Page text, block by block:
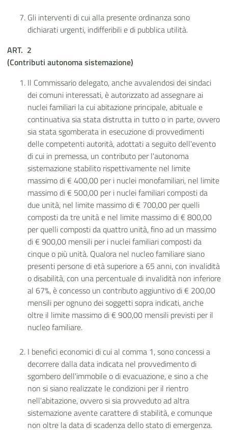
Gli interventi di cui alla presente ordinanza sono
dichiarati urgenti, indifferibili e di pubblica utilità.
ART. 2
(Contributi autonoma sistemazione)
Il Commissario delegato, anche avvalendosi dei sindaci
dei comuni interessati, è autorizzato ad assegnare ai
nuclei familiari la cui abitazione principale, abituale e
continuativa sia stata distrutta in tutto o in parte, ovvero
sia stata sgomberata in esecuzione di provvedimenti
delle competenti autorità, adottati a seguito dell'evento
di cui in premessa, un contributo per l'autonoma
sistemazione stabilito rispettivamente nel limite
massimo di € 400,00 per i nuclei monofamiliari, nel limite
massimo di € 500,00 per i nuclei familiari composti da
due unità, nel limite massimo di € 700,00 per quelli
composti da tre unità e nel limite massimo di € 800,00
per quelli composti da quattro unità, fino ad un massimo
di € 900,00 mensili per i nuclei familiari composti da
cinque o più unità. Qualora nel nucleo familiare siano
presenti persone di età superiore a 65 anni, con invalidità
o disabilità, con una percentuale di invalidità non inferiore
al 67%, è concesso un contributo aggiuntivo di € 200,00
mensili per ognuno dei soggetti sopra indicati, anche
oltre il limite massimo di € 900,00 mensili previsti per il
nucleo familiare.
I benefici economici di cui al comma 1, sono concessi a
decorrere dalla data indicata nel provvedimento di
sgombero dell'immobile o di evacuazione, e sino a che
non si siano realizzate le condizioni per il rientro
nell'abitazione, ovvero si sia provveduto ad altra
sistemazione avente carattere di stabilità, e comunque
non oltre la data di scadenza dello stato di emergenza.